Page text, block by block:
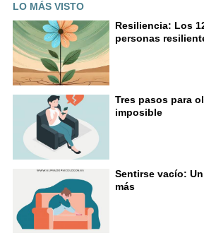
LO MÁS VISTO
Resiliencia: Los
personas
Tres pasos para
imposible
Sentirse vacío:
más